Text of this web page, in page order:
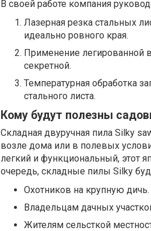
В своей работе компания
Лазерная резка стальных
идеально ровного края.
Применение легированной
секретной.
Температурная обработка
стального листа.
Кому будут полезны
Складная двуручная пила Silky
возле дома или в полевых
легкий и функциональный, этот
очередь, складные пилы Silky
Охотников на крупную дичь.
Владельцам дачных
Жителям сельсткой